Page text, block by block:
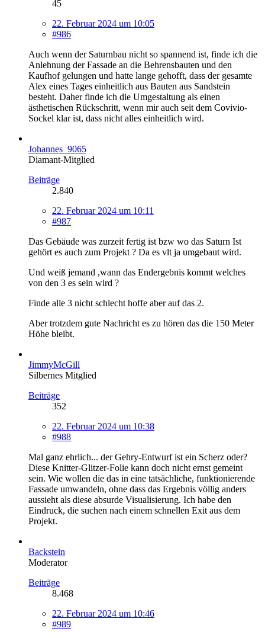
45
22. Februar 2024 um 10:05
#986
Auch wenn der Saturnbau nicht so spannend ist, finde ich die
Anlehnung der Fassade an die Behrensbauten und den
Kaufhof gelungen und hatte lange gehofft, dass der gesamte
Alex eines Tages einheitlich aus Bauten aus Sandstein
besteht. Daher finde ich die Umgestaltung als einen
ästhetischen Rückschritt, wenn mir auch seit dem Covivio-
Sockel klar ist, dass nicht alles einheitlich wird.
Johannes_9065
Diamant-Mitglied
Beiträge
2.840
22. Februar 2024 um 10:11
#987
Das Gebäude was zurzeit fertig ist bzw wo das Saturn Ist
gehört es auch zum Projekt ? Da es vlt ja umgebaut wird.
Und weiß jemand ,wann das Endergebnis kommt welches
von den 3 es sein wird ?
Finde alle 3 nicht schlecht hoffe aber auf das 2.
Aber trotzdem gute Nachricht es zu hören das die 150 Meter
Höhe bleibt.
JimmyMcGill
Silbernes Mitglied
Beiträge
352
22. Februar 2024 um 10:38
#988
Mal ganz ehrlich... der Gehry-Entwurf ist ein Scherz oder?
Diese Knitter-Glitzer-Folie kann doch nicht ernst gemeint
sein. Wie wollen die das in eine tatsächliche, funktionierende
Fassade umwandeln, ohne dass das Ergebnis völlig anders
aussieht als diese absurde Visualisierung. Ich habe den
Eindruck, die suchen nach einem schnellen Exit aus dem
Projekt.
Backstein
Moderator
Beiträge
8.468
22. Februar 2024 um 10:46
#989